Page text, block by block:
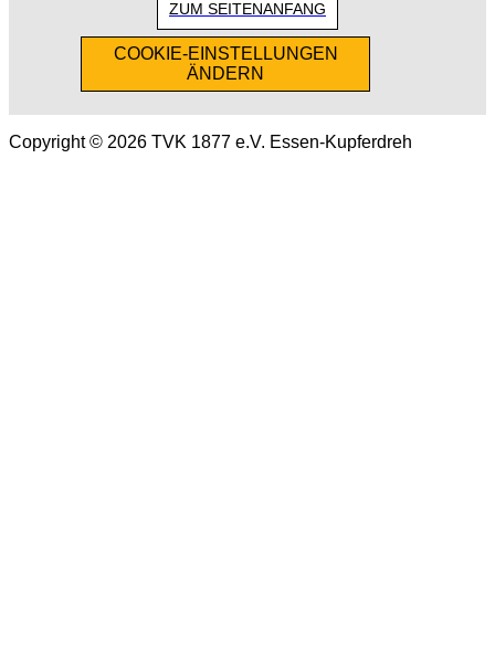
ZUM SEITENANFANG
COOKIE-EINSTELLUNGEN
ÄNDERN
Copyright © 2026 TVK 1877 e.V. Essen-Kupferdreh